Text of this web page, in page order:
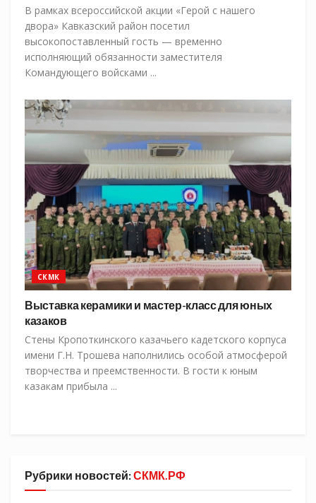
В рамках всероссийской акции «Герой с нашего
двора» Кавказский район посетил
высокопоставленный гость — временно
исполняющий обязанности заместителя
Командующего войсками ...
СКМК
Выставка керамики и мастер-класс для юных
казаков
Стены Кропоткинского казачьего кадетского корпуса
имени Г.Н. Трошева наполнились особой атмосферой
творчества и преемственности. В гости к юным
казакам прибыла ...
Рубрики новостей:СКМК.РФ